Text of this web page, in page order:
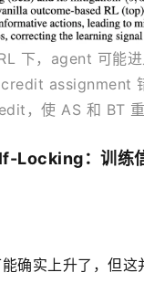
下，agent 可能
assignment
，使 AS 和 BT 重
Locking：训练
实上升了，但这